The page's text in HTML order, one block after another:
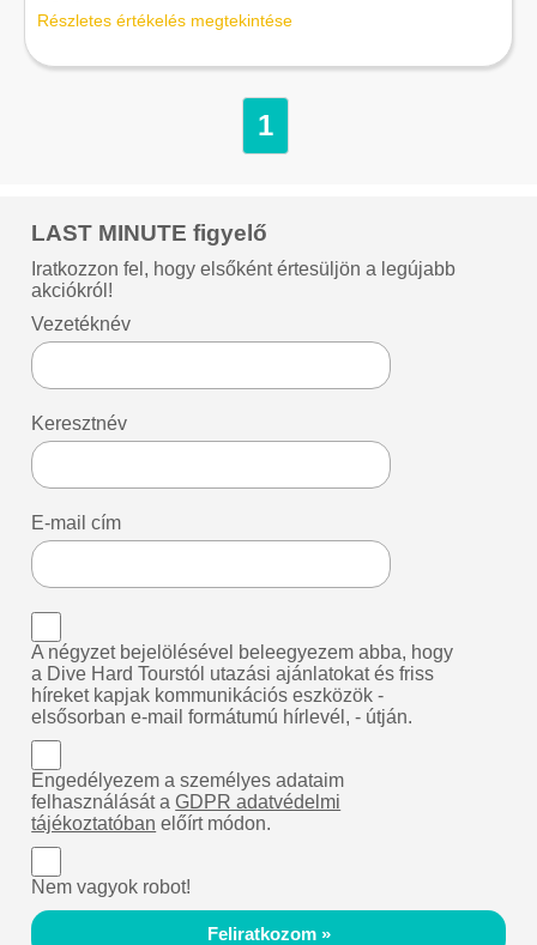
Részletes értékelés megtekintése
1
LAST MINUTE figyelő
Iratkozzon fel, hogy elsőként értesüljön a legújabb
akciókról!
Vezetéknév
Keresztnév
E-mail cím
A négyzet bejelölésével beleegyezem abba, hogy
a Dive Hard Tourstól utazási ajánlatokat és friss
híreket kapjak kommunikációs eszközök -
elsősorban e-mail formátumú hírlevél, - útján.
Engedélyezem a személyes adataim
felhasználását aGDPR adatvédelmi
tájékoztatóban előírt módon.
Nem vagyok robot!
Feliratkozom »